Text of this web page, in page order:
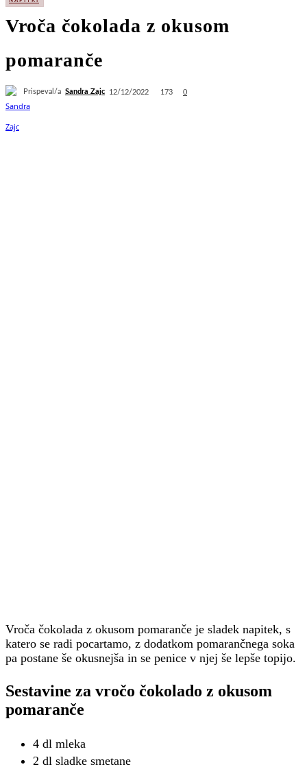
Vroča čokolada z okusom
pomaranče
Prispeval/a Sandra Zajc 12/12/2022 173 0
Vroča čokolada z okusom pomaranče je sladek napitek, s
katero se radi pocartamo, z dodatkom pomarančnega soka
pa postane še okusnejša in se penice v njej še lepše topijo.
Sestavine za vročo čokolado z okusom
pomaranče
4 dl mleka
2 dl sladke smetane